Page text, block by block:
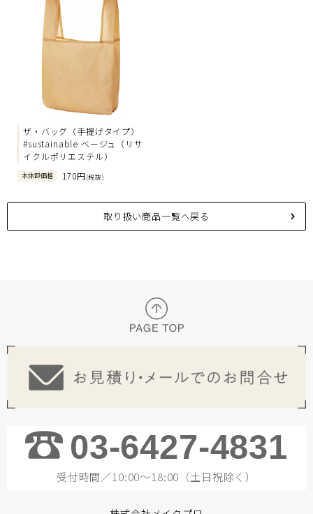
ザ・バッグ（手提げタイプ）
#sustainable ベージュ（リサ
イクルポリエステル）
本体卸価格 170円(税抜)
取り扱い商品一覧へ戻る
03-6427-4831
受付時間／10:00～18:00（土日祝除く）